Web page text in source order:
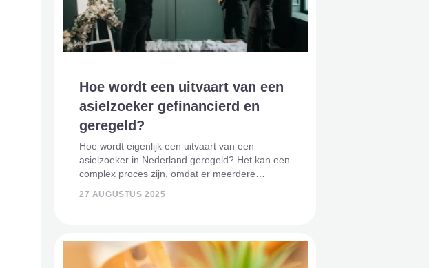
Hoe wordt een uitvaart van een
asielzoeker gefinancierd en
geregeld?
Hoe wordt eigenlijk een uitvaart van een
asielzoeker in Nederland geregeld? Het kan een
complex proces zijn, omdat er meerdere
instanties bij betrokken, er moet rekening
27 AUGUSTUS 2025